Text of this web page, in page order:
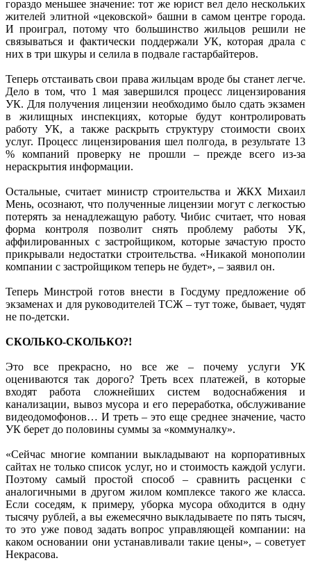
гораздо меньшее значение: тот же юрист вел дело нескольких
жителей элитной «цековской» башни в самом центре города.
И проиграл, потому что большинство жильцов решили не
связываться и фактически поддержали УК, которая драла с
них в три шкуры и селила в подвале гастарбайтеров.
Теперь отстаивать свои права жильцам вроде бы станет легче.
Дело в том, что 1 мая завершился процесс лицензирования
УК. Для получения лицензии необходимо было сдать экзамен
в жилищных инспекциях, которые будут контролировать
работу УК, а также раскрыть структуру стоимости своих
услуг. Процесс лицензирования шел полгода, в результате 13
% компаний проверку не прошли – прежде всего из-за
нераскрытия информации.
Остальные, считает министр строительства и ЖКХ Михаил
Мень, осознают, что полученные лицензии могут с легкостью
потерять за ненадлежащую работу. Чибис считает, что новая
форма контроля позволит снять проблему работы УК,
аффилированных с застройщиком, которые зачастую просто
прикрывали недостатки строительства. «Никакой монополии
компании с застройщиком теперь не будет», – заявил он.
Теперь Минстрой готов внести в Госдуму предложение об
экзаменах и для руководителей ТСЖ – тут тоже, бывает, чудят
не по-детски.
СКОЛЬКО-СКОЛЬКО?!
Это все прекрасно, но все же – почему услуги УК
оцениваются так дорого? Треть всех платежей, в которые
входят работа сложнейших систем водоснабжения и
канализации, вывоз мусора и его переработка, обслуживание
видеодомофонов… И треть – это еще среднее значение, часто
УК берет до половины суммы за «коммуналку».
«Сейчас многие компании выкладывают на корпоративных
сайтах не только список услуг, но и стоимость каждой услуги.
Поэтому самый простой способ – сравнить расценки с
аналогичными в другом жилом комплексе такого же класса.
Если соседям, к примеру, уборка мусора обходится в одну
тысячу рублей, а вы ежемесячно выкладываете по пять тысяч,
то это уже повод задать вопрос управляющей компании: на
каком основании они устанавливали такие цены», – советует
Некрасова.